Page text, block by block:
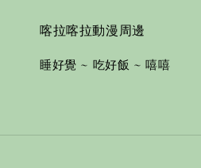
喀拉喀拉動漫周邊
睡好覺 ~ 吃好飯 ~ 嘻嘻